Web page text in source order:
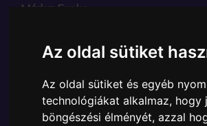
Az oldal sütiket
Az oldal sütiket és egyéb
technológiákat alkalmaz, hogy
böngészési élményét, azzal
Márka: Funko
Ára:6890 Ft
A Funko POP - Star Wars egyik
Funko - Star Wars Ahsoka 2
gyűjtői vinyl karakter, amely ablakos